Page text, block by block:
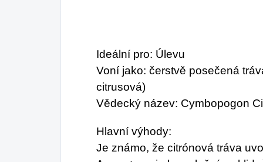
Ideální pro: Úlevu
Voní jako: čerstvě posečená
citrusová)
Vědecký název: Cymbopogon
Hlavní výhody:
Je známo, že citrónová tráva